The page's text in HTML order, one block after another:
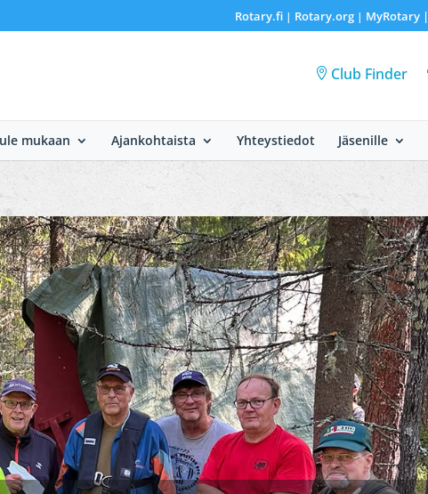
Rotary.fi| Rotary.org| MyRotary |
Club Finder
mukaan Ajankohtaista Yhteystiedot Jäsenille